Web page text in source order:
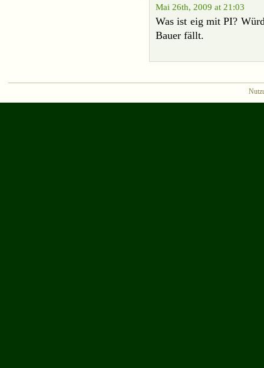
Mai 26th, 2009 at 21:03
Was ist eig mit PI?
Bauer fällt.